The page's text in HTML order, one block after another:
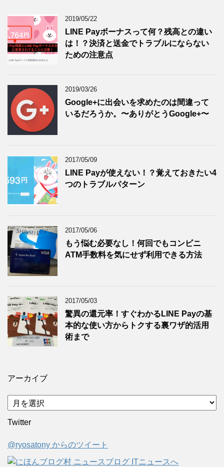
2019/05/22
LINE Payボーナスって何？残高との違い
は！？決済と送金でトラブルにならない
ための注意点
2019/03/26
Google+に出会いを求めたのは間違って
いるだろうか。〜ありがとうGoogle+〜
2017/05/09
LINE Payが使えない！？覚えておきたい4
つのトラブルパターン
2017/05/06
もう悩む必要なし！何回でもコンビニ
ATM手数料を気にせず利用できる方法
2017/05/03
驚異の還元率！すぐわかるLINE Payの基
本的な使い方からトクする裏ワザ的活用
術まで
アーカイブ
ア
ー
カ
ブ
Twitter
@ryosatony からのツイート